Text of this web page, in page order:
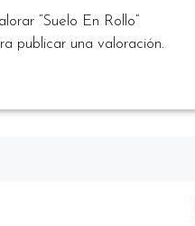
“Suelo En Rollo”
publicar una valoración.